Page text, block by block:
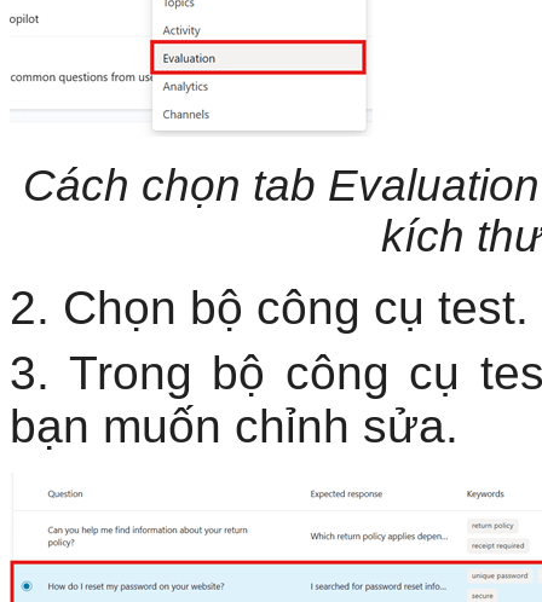
Cách chọn tab
kích
2. Chọn bộ công cụ test.
3. Trong bộ công cụ
bạn muốn chỉnh sửa.